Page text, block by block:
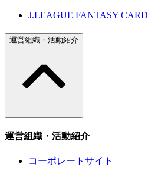
J.LEAGUE FANTASY CARD
運営組織・活動紹介
運営組織・活動紹介
コーポレートサイト